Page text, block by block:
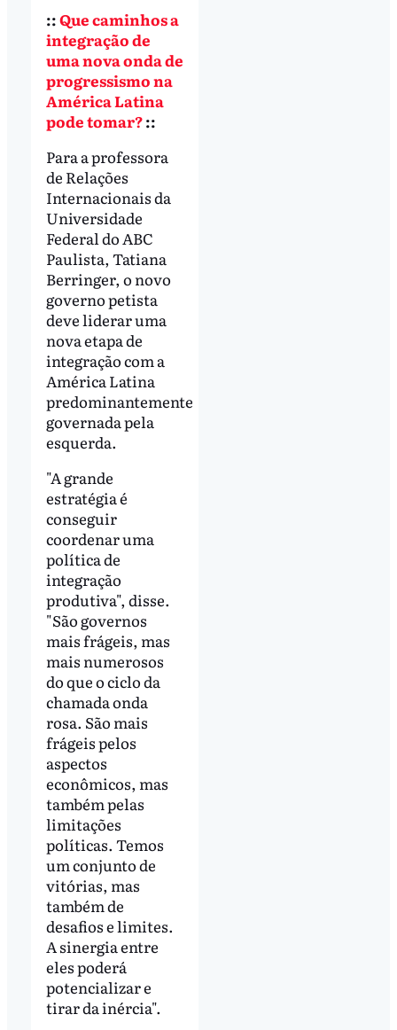
::Que caminhos a
integração de
uma nova onda de
progressismo na
América Latina
pode tomar?::
Para a professora
de Relações
Internacionais da
Universidade
Federal do ABC
Paulista, Tatiana
Berringer, o novo
governo petista
deve liderar uma
nova etapa de
integração com a
América Latina
predominantemente
governada pela
esquerda.
"A grande
estratégia é
conseguir
coordenar uma
política de
integração
produtiva", disse.
"São governos
mais frágeis, mas
mais numerosos
do que o ciclo da
chamada onda
rosa. São mais
frágeis pelos
aspectos
econômicos, mas
também pelas
limitações
políticas. Temos
um conjunto de
vitórias, mas
também de
desafios e limites.
A sinergia entre
eles poderá
potencializar e
tirar da inércia".